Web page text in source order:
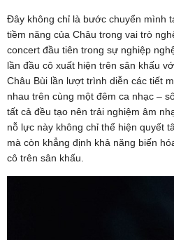
Đây không chỉ là bước chuyển mình
tiềm năng của Châu trong vai trò
concert đầu tiên trong sự nghiệp
lần đầu cô xuất hiện trên sân khấu
Châu Bùi lần lượt trình diễn các tiết
nhau trên cùng một đêm ca nhạc –
tất cả đều tạo nên trải nghiệm âm
nỗ lực này không chỉ thể hiện quyết
mà còn khẳng định khả năng biến
cô trên sân khấu.